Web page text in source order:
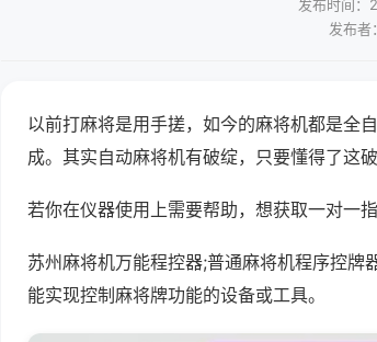
发布时间
发布者
以前打麻将是用手搓，如今的麻将机都是全
成。其实自动麻将机有破绽，只要懂得了这
若你在仪器使用上需要帮助，想获取一对一
苏州麻将机万能程控器;普通麻将机程序控
能实现控制麻将牌功能的设备或工具。